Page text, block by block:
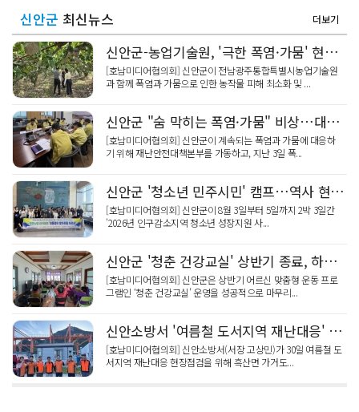
신안군 최신뉴스 더보기
신안군-농업기술원, '극한 폭염·가뭄' 현장점검 돌입
[호남미디어협의회] 신안군이 전남광주통합특별시농업기술원
과 함께 폭염과 가뭄으로 인한 농작물 피해 최소화 및 ...
신안군 "숨 막히는 폭염·가뭄" 비상…대책회의 가동
[호남미디어협의회] 신안군이 계속되는 폭염과 가뭄에 대응하
기 위해 재난안전대책본부를 가동하고, 지난 3일 폭...
신안군 '청소년 민주시민' 캠프…역사 현장 탐방
[호남미디어협의회] 신안군이 8월 3일부터 5일까지 2박 3일간
'2026년 인구감소지역 청소년 성장지원 사...
신안군 '청춘 건강교실' 상반기 종료, 하반기 국비 스포츠교실 '스타트'
[호남미디어협의회] 신안군은 상반기 어르신 맞춤형 운동 프로
그램인 ‘청춘 건강교실’ 운영을 성공적으로 마무리...
신안소방서 '여름철 도서지역 재난대응' 현장점검
[호남미디어협의회] 신안소방서(서장 고상민)가 30일 여름철 도
서지역 재난대응 현장점검을 위해 흑산면 가거도...